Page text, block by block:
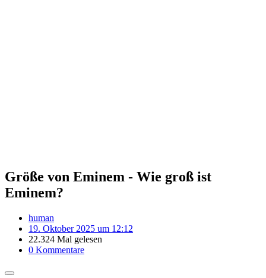
Größe von Eminem - Wie groß ist
Eminem?
human
19. Oktober 2025 um 12:12
22.324 Mal gelesen
0 Kommentare